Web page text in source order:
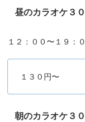
昼のカラオケ３
１２：００〜１９：
１３０円〜
朝のカラオケ３